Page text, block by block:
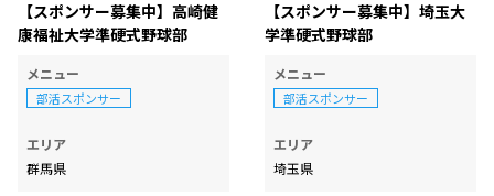
【スポンサー募集中】高崎健
康福祉大学準硬式野球部
メニュー
部活スポンサー
エリア
群馬県
【スポンサー募集中】埼玉大
学準硬式野球部
メニュー
部活スポンサー
エリア
埼玉県